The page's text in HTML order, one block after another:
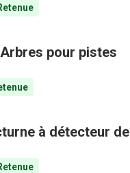
pour pistes
à détecteur de